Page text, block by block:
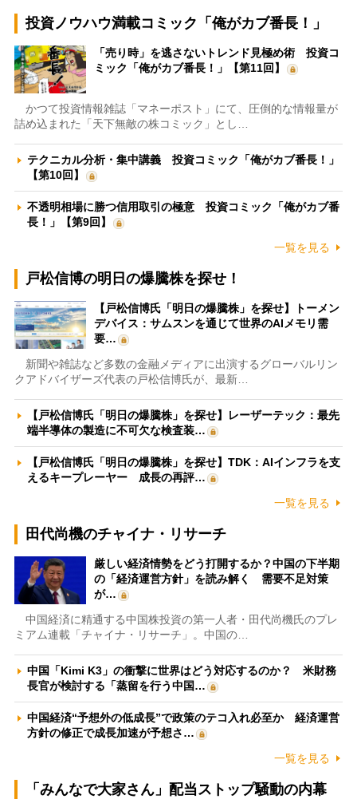
投資ノウハウ満載コミック「俺がカブ番長！」
「売り時」を逃さないトレンド見極め術 投資コ
ミック「俺がカブ番長！」【第11回】
かつて投資情報雑誌「マネーポスト」にて、圧倒的な情報量が
詰め込まれた「天下無敵の株コミック」とし…
テクニカル分析・集中講義 投資コミック「俺がカブ番長！」
【第10回】
不透明相場に勝つ信用取引の極意 投資コミック「俺がカブ番
長！」【第9回】
一覧を見る
戸松信博の明日の爆騰株を探せ！
【戸松信博氏「明日の爆騰株」を探せ】トーメン
デバイス：サムスンを通じて世界のAIメモリ需
要…
新聞や雑誌など多数の金融メディアに出演するグローバルリン
クアドバイザーズ代表の戸松信博氏が、最新…
【戸松信博氏「明日の爆騰株」を探せ】レーザーテック：最先
端半導体の製造に不可欠な検査装…
【戸松信博氏「明日の爆騰株」を探せ】TDK：AIインフラを支
えるキープレーヤー 成長の再評…
一覧を見る
田代尚機のチャイナ・リサーチ
厳しい経済情勢をどう打開するか？中国の下半期
の「経済運営方針」を読み解く 需要不足対策
が…
中国経済に精通する中国株投資の第一人者・田代尚機氏のプレ
ミアム連載「チャイナ・リサーチ」。中国の…
中国「Kimi K3」の衝撃に世界はどう対応するのか？ 米財務
長官が検討する「蒸留を行う中国…
中国経済“予想外の低成長”で政策のテコ入れ必至か 経済運営
方針の修正で成長加速が予想さ…
一覧を見る
「みんなで大家さん」配当ストップ騒動の内幕